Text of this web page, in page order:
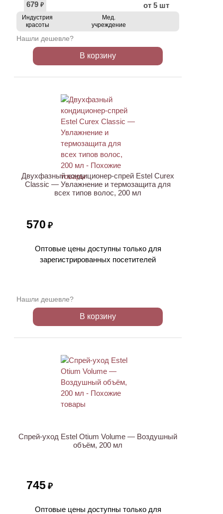
679 ₽ от 5 шт
Индустрия
красоты
Мед.
учреждение
Нашли дешевле?
В корзину
Двухфазный кондиционер-спрей Estel Curex
Classic — Увлажнение и термозащита для
всех типов волос, 200 мл
570 ₽
Оптовые цены доступны только для
зарегистрированных посетителей
Нашли дешевле?
В корзину
Спрей-уход Estel Otium Volume — Воздушный
объём, 200 мл
745 ₽
Оптовые цены доступны только для